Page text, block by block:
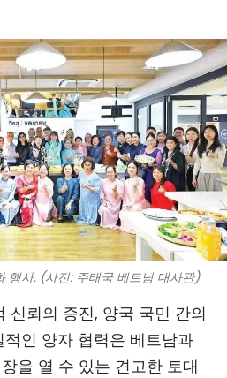
츠
술
오
행사. (사진: 주태국 베트남 대사관)
신뢰의 증진, 양국 국민 간의
인 양자 협력은 베트남과
을 열 수 있는 견고한 토대